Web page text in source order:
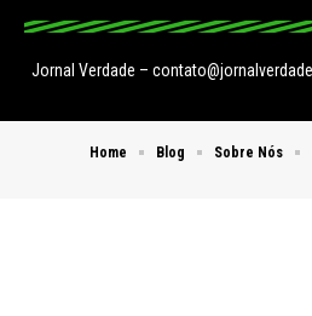
Jornal Verdade –
Home Blog Sobre Nós